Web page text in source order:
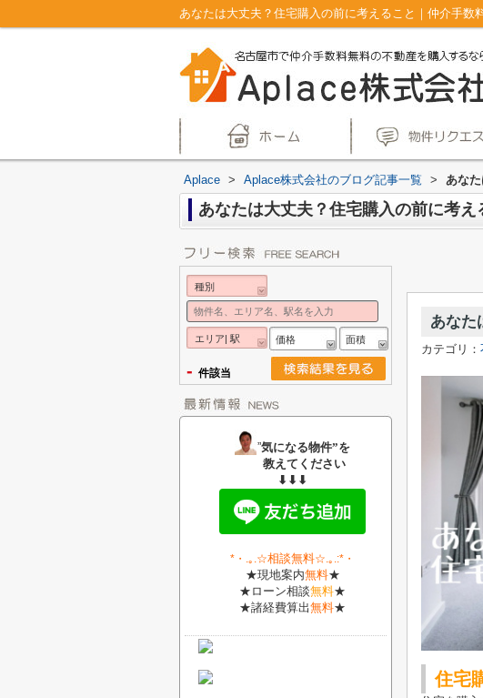
あなたは大丈夫？住宅購入の前に考えること｜仲介手
Aplace > Aplace株式会社のブログ記事一覧 > あな
あなたは大丈夫？住宅購入の前に考え
あなた
カテゴリ：
住宅
種別
エリア| 駅 価格 面積
- 件該当
”気になる物件”を
教えてください
⬇⬇⬇
*・ .｡.☆相談無料☆.｡.:*・
★現地案内無料★
★ローン相談無料★
★諸経費算出無料★